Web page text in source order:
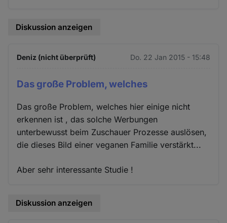
Diskussion anzeigen
Deniz (nicht überprüft) Do. 22 Jan 2015 - 15:48
Das große Problem, welches
Das große Problem, welches hier einige nicht
erkennen ist , das solche Werbungen
unterbewusst beim Zuschauer Prozesse auslösen,
die dieses Bild einer veganen Familie verstärkt...
Aber sehr interessante Studie !
Diskussion anzeigen